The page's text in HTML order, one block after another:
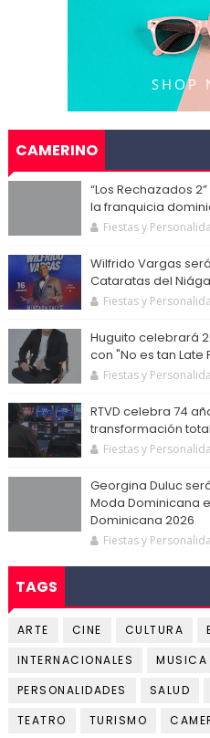
CAMERINO
“Los Rechazados
la franquicia
Fiestas y
Wilfrido Vargas
Cataratas del
Fiestas y
Huguito celebrará
con "No es tan Late
Fiestas y
RTVD celebra 74
transformación total
Fiestas y
Georgina Duluc
Moda Dominicana
Dominicana 2026
Fiestas y
TAGS
ARTE CINE CULTURA
INTERNACIONALES
MUSICA
PERSONALIDADES
SALUD
TEATRO
TURISMO